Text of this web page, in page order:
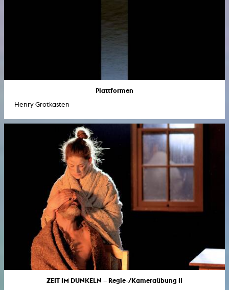
Plattformen
Henry Grotkasten
ZEIT IM DUNKELN – Regie-/Kameraübung II